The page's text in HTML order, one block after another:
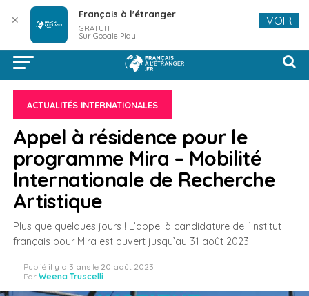
ACTUALITÉS INTERNATIONALES
Appel à résidence pour le
programme Mira – Mobilité
Internationale de Recherche
Artistique
Plus que quelques jours ! L’appel à candidature de l’Institut
français pour Mira est ouvert jusqu’au 31 août 2023.
Publié il y a 3 ans le 20 août 2023
Par Weena Truscelli
✕ Français à l'étranger
GRATUIT
Sur Google Play
VOIR